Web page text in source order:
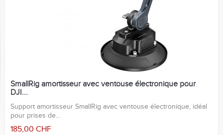
SmallRig amortisseur avec ventouse électronique pour
DJI...
Support amortisseur SmallRig avec ventouse électronique, idéal
pour prises de...
185,00 CHF